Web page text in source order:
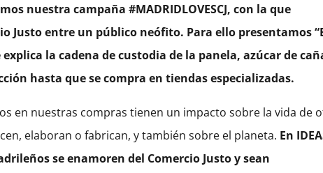
nuestra campaña #MADRIDLOVESCJ, con la que
Justo entre un público neófito. Para ello presentamos
la cadena de custodia de la panela, azúcar de
hasta que se compra en tiendas especializadas.
en nuestras compras tienen un impacto sobre la vida de
elaboran o fabrican, y también sobre el planeta. En
se enamoren del Comercio Justo y sean